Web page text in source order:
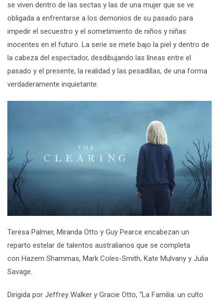
se viven dentro de las sectas y las de una mujer que se ve
obligada a enfrentarse a los demonios de su pasado para
impedir el secuestro y el sometimiento de niños y niñas
inocentes en el futuro. La serie se mete bajo la piel y dentro de
la cabeza del espectador, desdibujando las líneas entre el
pasado y el presente, la realidad y las pesadillas, de una forma
verdaderamente inquietante.
Teresa Palmer, Miranda Otto y Guy Pearce encabezan un
reparto estelar de talentos australianos que se completa
con Hazem Shammas, Mark Coles-Smith, Kate Mulvany y Julia
Savage.
Dirigida por Jeffrey Walker y Gracie Otto, “La Familia: un culto